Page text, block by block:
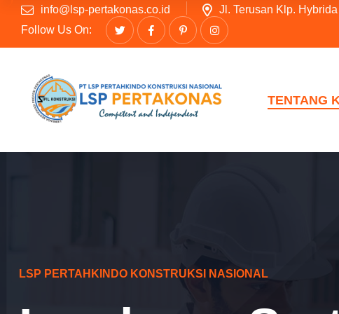
info@lsp-pertakonas.co.id
Jl. Terusan Klp.
Follow Us On:
TENTANG
LSP PERTAHKINDO KONSTRUKSI NASIONAL